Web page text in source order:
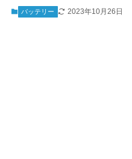
バッテリー 2023年10月26日